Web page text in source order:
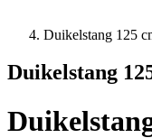
Duikelstang 125
Duikelstang